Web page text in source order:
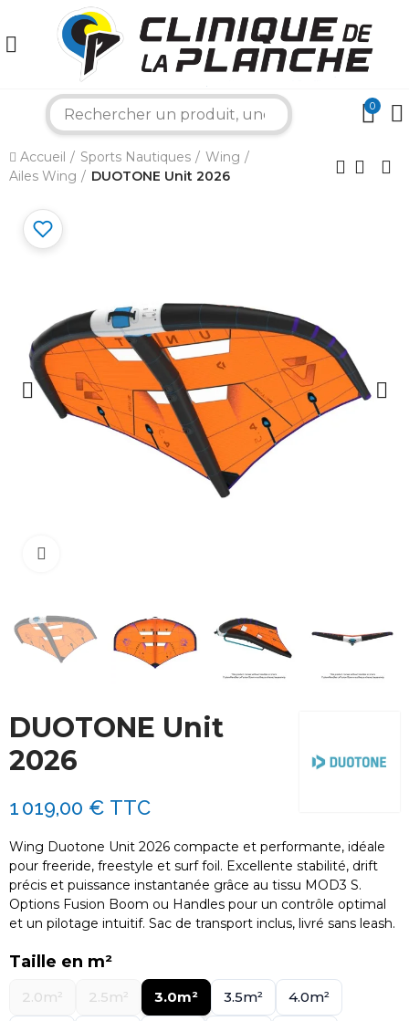
0
Accueil Sports Nautiques
Wing
Ailes Wing
DUOTONE Unit 2026
DUOTONE Unit
2026
1 019,00 € TTC
Wing Duotone Unit 2026 compacte et performante, idéale
pour freeride, freestyle et surf foil. Excellente stabilité, drift
précis et puissance instantanée grâce au tissu MOD3 S.
Options Fusion Boom ou Handles pour un contrôle optimal
et un pilotage intuitif. Sac de transport inclus, livré sans leash.
Taille en m²
2.0m² 2.5m² 3.0m² 3.5m² 4.0m²